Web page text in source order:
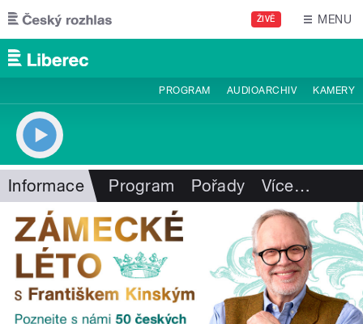
Přejít k hlavnímu obsahu
ŽIVĚ MENU
PROGRAM AUDIOARCHIV KAMERY
Informace Program Pořady Více…